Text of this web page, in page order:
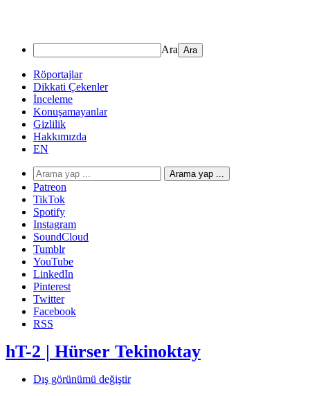
Ara
Röportajlar
Dikkati Çekenler
İnceleme
Konuşamayanlar
Gizlilik
Hakkımızda
EN
Arama yap ...
Patreon
TikTok
Spotify
Instagram
SoundCloud
Tumblr
YouTube
LinkedIn
Pinterest
Twitter
Facebook
RSS
hT-2 | Hürser Tekinoktay
Dış görünümü değiştir